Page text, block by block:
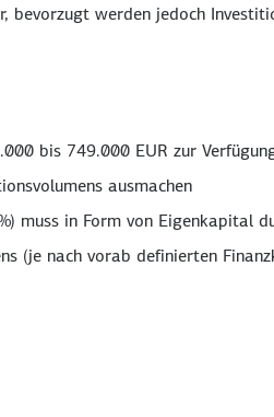
bevorzugt werden jedoch
bis 749.000 EUR zur
ausmachen
muss in Form von Eigenkapital
(je nach vorab definierten